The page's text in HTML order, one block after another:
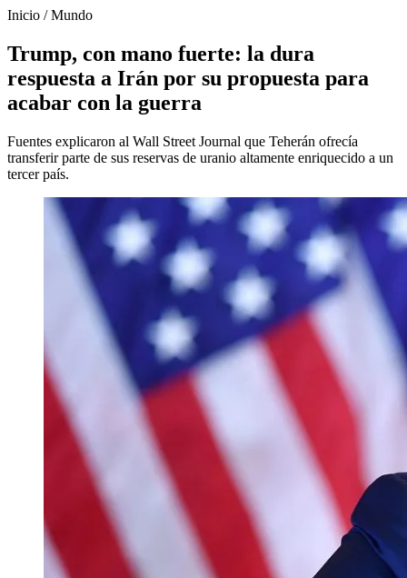
Inicio /Mundo
Trump, con mano fuerte: la dura
respuesta a Irán por su propuesta para
acabar con la guerra
Fuentes explicaron al Wall Street Journal que Teherán ofrecía
transferir parte de sus reservas de uranio altamente enriquecido a un
tercer país.